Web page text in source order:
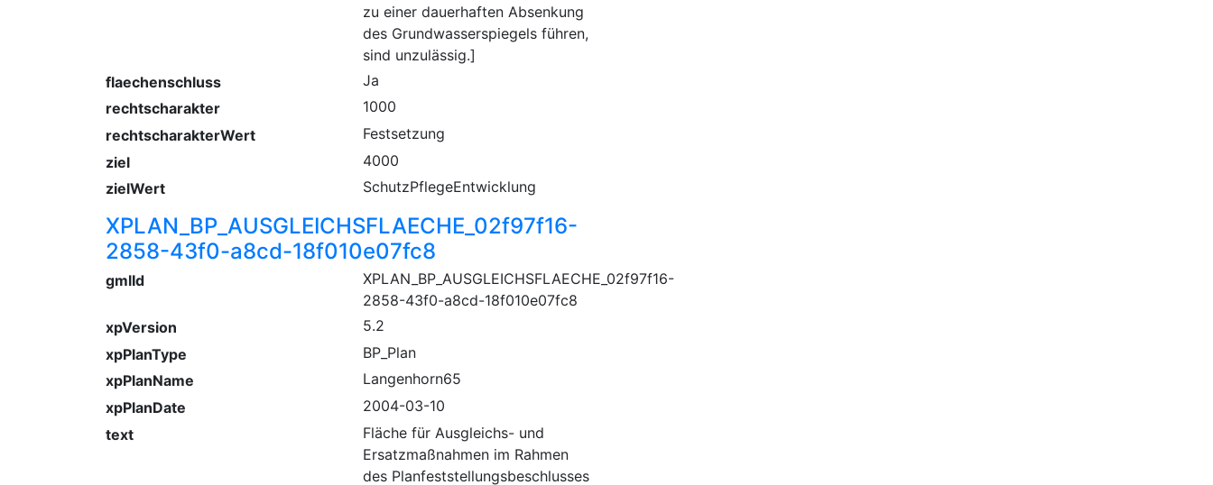
zu einer dauerhaften Absenkung
des Grundwasserspiegels führen,
sind unzulässig.]
flaechenschluss
Ja
rechtscharakter
1000
rechtscharakterWert
Festsetzung
ziel
4000
zielWert
SchutzPflegeEntwicklung
XPLAN_BP_AUSGLEICHSFLAECHE_02f97f16-
2858-43f0-a8cd-18f010e07fc8
gmlId
XPLAN_BP_AUSGLEICHSFLAECHE_02f97f16-
2858-43f0-a8cd-18f010e07fc8
xpVersion
5.2
xpPlanType
BP_Plan
xpPlanName
Langenhorn65
xpPlanDate
2004-03-10
text
Fläche für Ausgleichs- und
Ersatzmaßnahmen im Rahmen
des Planfeststellungsbeschlusses